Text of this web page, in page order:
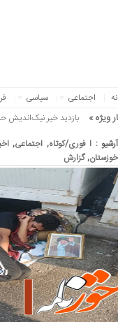
اجتماعی سیاسی
ویژه »
بازدید خیر نیک‌اندیش
آرشیو : ا فوری/کوتاه, اجتماعی,
خوزستان,گزارش